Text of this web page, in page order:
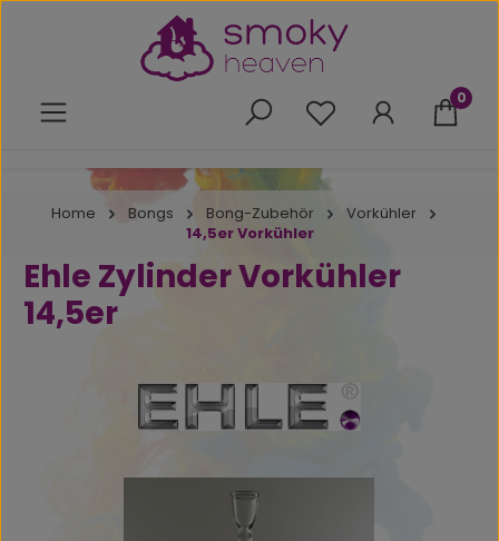
Zum Hauptinhalt springen
Du hast 0 Produkte
0
Home Bongs Bong-Zubehör
Vorkühler
14,5er Vorkühler
Ehle Zylinder Vorkühler
14,5er